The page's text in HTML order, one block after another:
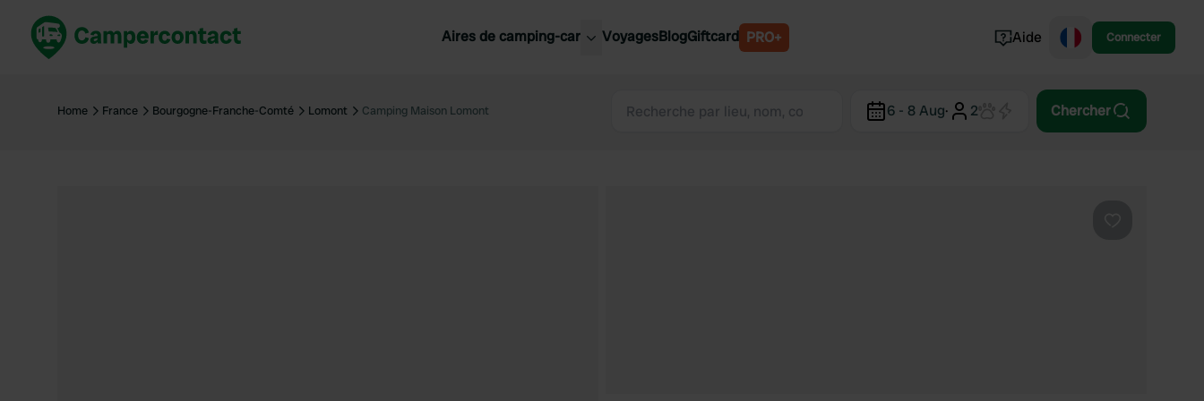
Aires de camping-car
France
France
Slovénie
VoyagesBlogGiftcard PRO+ Aide Connecter
Home France Bourgogne-Franche-Comté Lomont Camping Maison Lomont 6 - 8 Aug· 2 Chercher